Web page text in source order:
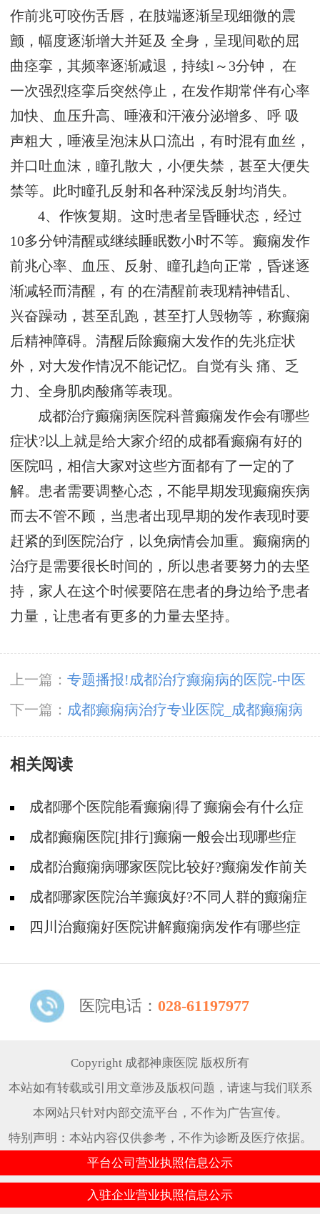
作前兆可咬伤舌唇，在肢端逐渐呈现细微的震
颤，幅度逐渐增大并延及 全身，呈现间歇的屈
曲痉挛，其频率逐渐减退，持续l～3分钟， 在
一次强烈痉挛后突然停止，在发作期常伴有心率
加快、血压升高、唾液和汗液分泌增多、呼 吸
声粗大，唾液呈泡沫从口流出，有时混有血丝，
并口吐血沫，瞳孔散大，小便失禁，甚至大便失
禁等。此时瞳孔反射和各种深浅反射均消失。
4、作恢复期。这时患者呈昏睡状态，经过
10多分钟清醒或继续睡眠数小时不等。癫痫发作
前兆心率、血压、反射、瞳孔趋向正常，昏迷逐
渐减轻而清醒，有 的在清醒前表现精神错乱、
兴奋躁动，甚至乱跑，甚至打人毁物等，称癫痫
后精神障碍。清醒后除癫痫大发作的先兆症状
外，对大发作情况不能记忆。自觉有头 痛、乏
力、全身肌肉酸痛等表现。
成都治疗癫痫病医院科普癫痫发作会有哪些
症状?以上就是给大家介绍的成都看癫痫有好的
医院吗，相信大家对这些方面都有了一定的了
解。患者需要调整心态，不能早期发现癫痫疾病
而去不管不顾，当患者出现早期的发作表现时要
赶紧的到医院治疗，以免病情会加重。癫痫病的
治疗是需要很长时间的，所以患者要努力的去坚
持，家人在这个时候要陪在患者的身边给予患者
力量，让患者有更多的力量去坚持。
上一篇： 专题播报!成都治疗癫痫病的医院-中医
是怎么治疗癫痫的？
下一篇： 成都癫痫病治疗专业医院_成都癫痫病
医院哪家好?
相关阅读
成都哪个医院能看癫痫|得了癫痫会有什么症
状?成都癫痫医院[排行]癫痫一般会出现哪些症
状?成都治癫痫病哪家医院比较好?癫痫发作前关
节会痛吗?
成都哪家医院治羊癫疯好?不同人群的癫痫症
状有哪些?
四川治癫痫好医院讲解癫痫病发作有哪些症
医院电话： 028-61197977
Copyright 成都神康医院 版权所有
本站如有转载或引用文章涉及版权问题，请速与我们联系
本网站只针对内部交流平台，不作为广告宣传。
特别声明：本站内容仅供参考，不作为诊断及医疗依据。
平台公司营业执照信息公示
入驻企业营业执照信息公示